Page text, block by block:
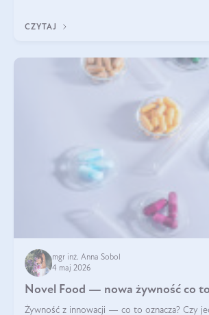
CZYTAJ
mgr inż. Anna Sobol
4 maj 2026
Novel Food — nowa żywność co
Żywność z innowacji — co to oznacza? Czy